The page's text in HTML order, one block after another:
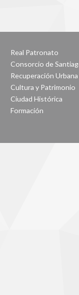
Real Patronato
Consorcio de
Recuperación Urbana
Cultura y Patrimonio
Ciudad Histórica
Formación